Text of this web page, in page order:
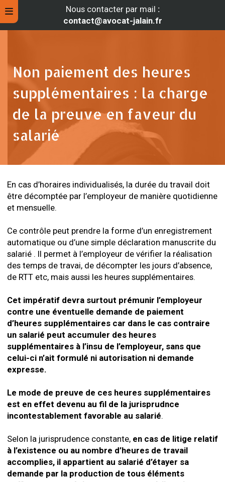
Nous contacter par mail :
contact@avocat-jalain.fr
Non paiement des heures
supplémentaires : la charge
de la preuve en faveur du
salarié
En cas d’horaires individualisés, la durée du travail doit
être décomptée par l’employeur de manière quotidienne
et mensuelle.
Ce contrôle peut prendre la forme d’un enregistrement
automatique ou d’une simple déclaration manuscrite du
salarié . Il permet à l’employeur de vérifier la réalisation
des temps de travai, de décompter les jours d’absence,
de RTT etc, mais aussi les heures supplémentaires.
Cet impératif devra surtout prémunir l’employeur
contre une éventuelle demande de paiement
d’heures supplémentaires car dans le cas contraire
un salarié peut accumuler des heures
supplémentaires à l’insu de l’employeur, sans que
celui-ci n’ait formulé ni autorisation ni demande
expresse.
Le mode de preuve de ces heures supplémentaires
est en effet devenu au fil de la jurisprudnce
incontestablement favorable au salarié.
Selon la jurisprudence constante, en cas de litige relatif
à l’existence ou au nombre d’heures de travail
accomplies, il appartient au salarié d’étayer sa
demande par la production de tous éléments